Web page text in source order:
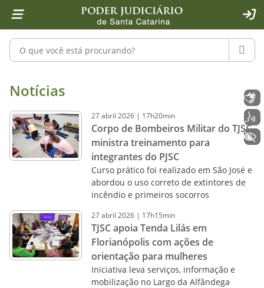
1 Ir para o conteúdo
2 Ir para a ferramenta de acessibilidade - Rybená
4 Ir para o menu principal
5 Ir para a pesquisa
6 Ir para o rodapé
7 Ir para a página inicial
Pesquisar no portal
Notícias - Imprensa - Poder
Notícias
27abril 2026 | 17h20min
Corpo de Bombeiros Militar do TJSC
ministra treinamento para
integrantes do PJSC
Curso prático foi realizado em São José e
abordou o uso correto de extintores de
incêndio e primeiros socorros
27abril 2026 | 17h15min
TJSC apoia Tenda Lilás em
Florianópolis com ações de
orientação para mulheres
Iniciativa leva serviços, informação e
mobilização no Largo da Alfândega
+ Acessibilidade